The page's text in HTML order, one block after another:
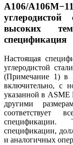
A106/
высоких
спецификация
Настоящая
углеродистой
(Примечание 1) в
включительно, с
указанной в ASME
другими
соответствует
спецификации.
спецификации,
и аналогичных